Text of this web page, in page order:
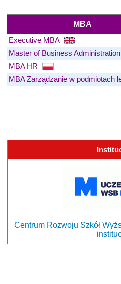
MBA
Executive MBA
Master of Business Administration
MBA HR
MBA Zarządzanie w podmiotach
Centrum Rozwoju Szkół